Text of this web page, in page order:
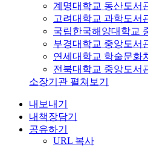
계명대학교 동산도서
고려대학교 과학도서
국립한국해양대학교
부경대학교 중앙도서
연세대학교 학술문화
전북대학교 중앙도서
소장기관 펼쳐보기
내보내기
내책장담기
공유하기
URL 복사